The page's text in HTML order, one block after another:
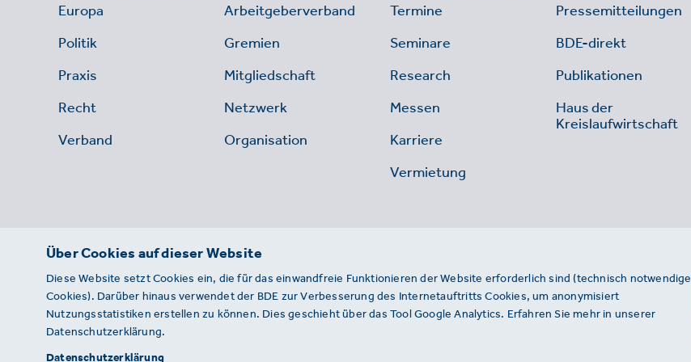
Europa
Politik
Praxis
Recht
Verband
Arbeitgeberverband
Gremien
Mitgliedschaft
Netzwerk
Organisation
Termine
Seminare
Research
Messen
Karriere
Vermietung
Pressemitteilungen
BDE-direkt
Publikationen
Haus der
Kreislaufwirtschaft
© 2026 · BDE
Über Cookies auf dieser Website
Diese Website setzt Cookies ein, die für das einwandfreie Funktionieren der Website erforderlich sind (technisch notwendige
Cookies). Darüber hinaus verwendet der BDE zur Verbesserung des Internetauftritts Cookies, um anonymisiert
Nutzungsstatistiken erstellen zu können. Dies geschieht über das Tool Google Analytics. Erfahren Sie mehr in unserer
Datenschutzerklärung.
Datenschutzerklärung